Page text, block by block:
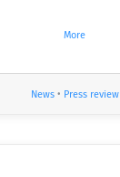
More
News• Press review